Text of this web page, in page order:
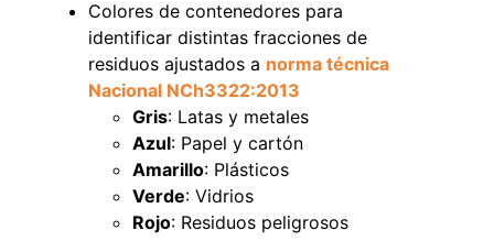
Colores de contenedores para
identificar distintas fracciones de
residuos ajustados a norma técnica
Nacional NCh3322:2013
Gris: Latas y metales
Azul: Papel y cartón
Amarillo: Plásticos
Verde: Vidrios
Rojo: Residuos peligrosos